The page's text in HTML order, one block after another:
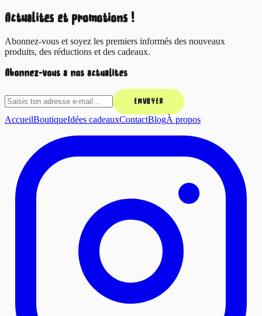
Actualités et promotions !
Abonnez-vous et soyez les premiers informés des nouveaux
produits, des réductions et des cadeaux.
Abonnez-vous à nos actualités
ENVOYER
AccueilBoutiqueIdées cadeauxContactBlogÀ propos